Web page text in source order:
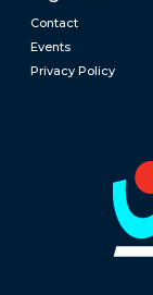
Contact
Events
Privacy Policy